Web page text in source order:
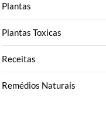
Plantas
Plantas Toxicas
Receitas
Remédios Naturais